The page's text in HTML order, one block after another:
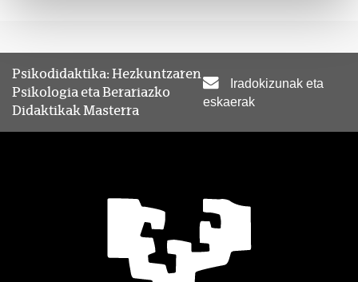
Psikodidaktika: Hezkuntzaren
Psikologia eta Berariazko
Didaktikak Masterra
Iradokizunak eta
eskaerak